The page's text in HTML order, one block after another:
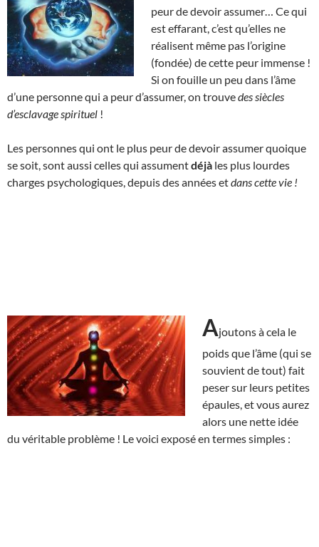
peur de devoir assumer… Ce qui
est effarant, c’est qu’elles ne
réalisent même pas l’origine
(fondée) de cette peur immense !
Si on fouille un peu dans l’âme
d’une personne qui a peur d’assumer, on trouvedes siècles
d’esclavage spirituel !
Les personnes qui ont le plus peur de devoir assumer quoique
se soit, sont aussi celles qui assumentdéjà les plus lourdes
charges psychologiques, depuis des années etdans cette vie !
Ajoutons à cela le
poids que l’âme (qui se
souvient de tout) fait
peser sur leurs petites
épaules, et vous aurez
alors une nette idée
du véritable problème ! Le voici exposé en termes simples :